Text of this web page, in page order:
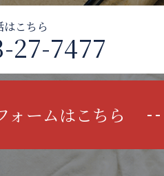
こちら
27-7477
ォームはこちら